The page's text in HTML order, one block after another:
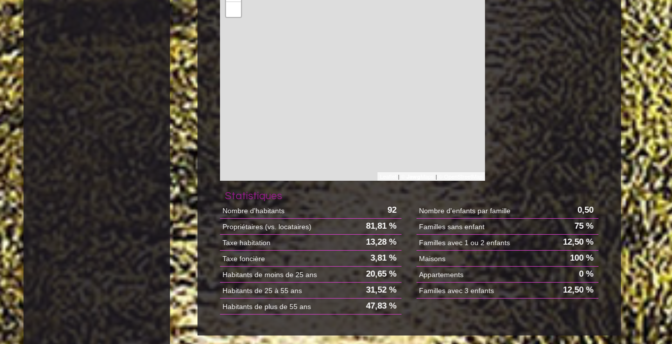
| |
Statistiques
Nombre d'habitants 92
Propriétaires (vs. locataires) 81,81 %
Taxe habitation 13,28 %
Taxe foncière 3,81 %
Habitants de moins de 25 ans 20,65 %
Habitants de 25 à 55 ans 31,52 %
Habitants de plus de 55 ans 47,83 %
Nombre d'enfants par famille 0,50
Familles sans enfant 75 %
Familles avec 1 ou 2 enfants 12,50 %
Maisons 100 %
Appartements 0 %
Familles avec 3 enfants 12,50 %